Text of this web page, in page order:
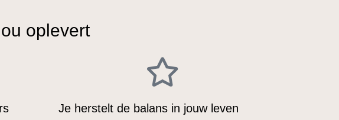
oplevert
Je herstelt de balans in jouw leven